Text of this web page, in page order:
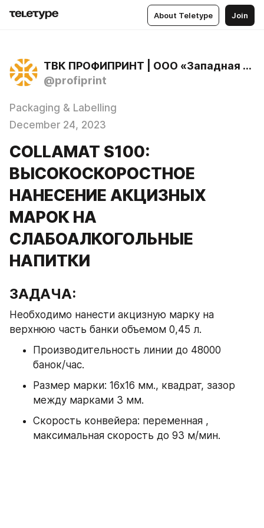
About Teletype Join
ТВК ПРОФИПРИНТ | ООО «Западная техника Санкт-Петербург»
@profiprint
Packaging & Labelling
December 24, 2023
COLLAMAT S100:
ВЫСОКОСКОРОСТНОЕ
НАНЕСЕНИЕ АКЦИЗНЫХ
МАРОК НА
СЛАБОАЛКОГОЛЬНЫЕ
НАПИТКИ
ЗАДАЧА:
Необходимо нанести акцизную марку на
верхнюю часть банки объемом 0,45 л.
Производительность линии до 48000
банок/час.
Размер марки: 16х16 мм., квадрат, зазор
между марками 3 мм.
Скорость конвейера: переменная ,
максимальная скорость до 93 м/мин.